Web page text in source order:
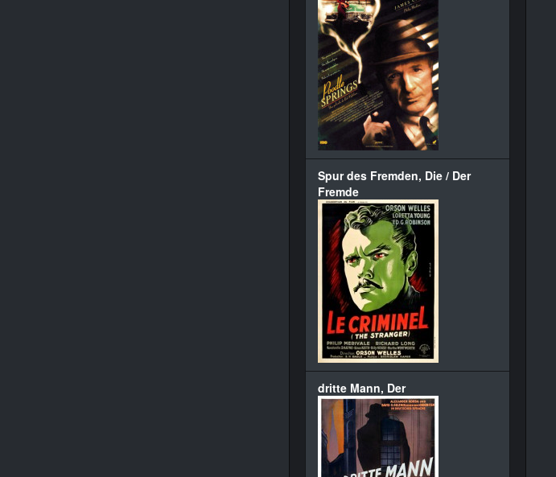
Spur des Fremden, Die / Der
Fremde
dritte Mann, Der